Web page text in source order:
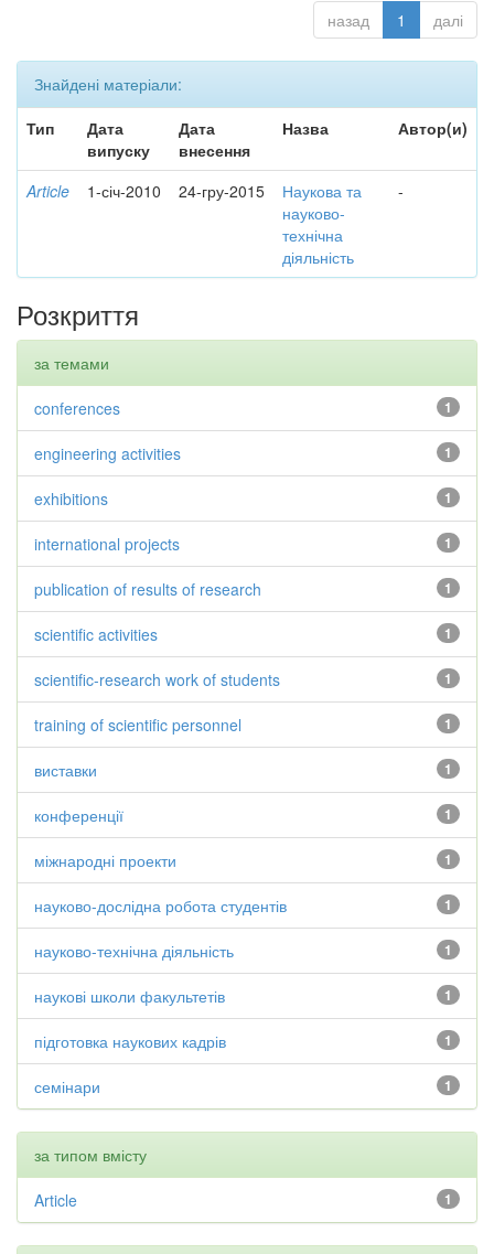
назад 1 далі
Знайдені матеріали:
Тип
Дата
випуску
Дата
внесення
Назва Автор(и)
Article 1-січ-2010 24-гру-2015
Наукова та
науково-
технічна
діяльність
-
Розкриття
за темами
1
conferences
1
engineering activities
1
exhibitions
1
international projects
1
publication of results of research
1
scientific activities
1
scientific-research work of students
1
training of scientific personnel
1
виставки
1
конференції
1
міжнародні проекти
1
науково-дослідна робота студентів
1
науково-технічна діяльність
1
наукові школи факультетів
1
підготовка наукових кадрів
1
семінари
за типом вмісту
1
Article